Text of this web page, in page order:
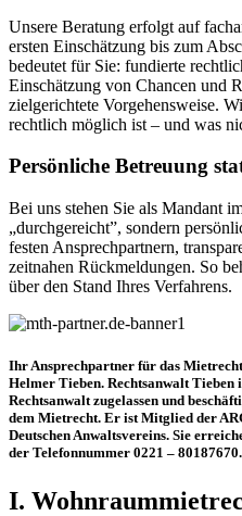
Unsere Beratung erfolgt auf
ersten Einschätzung bis zum
bedeutet für Sie: fundierte
Einschätzung von Chancen und
zielgerichtete Vorgehensweise.
rechtlich möglich ist – und was
Persönliche Betreuung
Bei uns stehen Sie als Mandant
„durchgereicht”, sondern
festen Ansprechpartnern,
zeitnahen Rückmeldungen. So
über den Stand Ihres Verfahrens.
Ihr Ansprechpartner für das
Helmer Tieben. Rechtsanwalt Tieben
Rechtsanwalt zugelassen und
dem Mietrecht. Er ist Mitglied der
Deutschen Anwaltsvereins. Sie
der Telefonnummer 0221 – 80187670.
I.